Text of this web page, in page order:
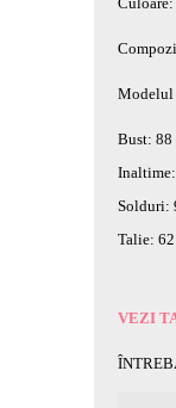
Modelul
Bust: 88
Solduri:
Talie:
VEZI